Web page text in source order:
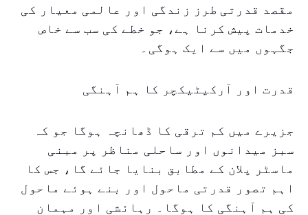
مقصد قدرتی طرز زندگی اور عالمی معیار کی
خدمات پیش کرنا ہے، جو خطے کی سب سے خاص
جگہوں میں سے ایک ہوگی۔
قدرت اور آرکیٹیکچر کا ہم آہنگی
جزیرے میں کم ترقی کا ڈھانچہ ہوگا جو کہ
سبز میدانوں اور ساحلی مناظر پر مبنی
ماسٹر پلان کے مطابق بنایا جائے گا، جس کا
اہم تصور قدرتی ماحول اور بنے ہوئے ماحول
کی ہم آہنگی کا ہوگا۔ رہائشی اور مہمان